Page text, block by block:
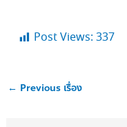
Post Views: 337
← Previous เรื่อง